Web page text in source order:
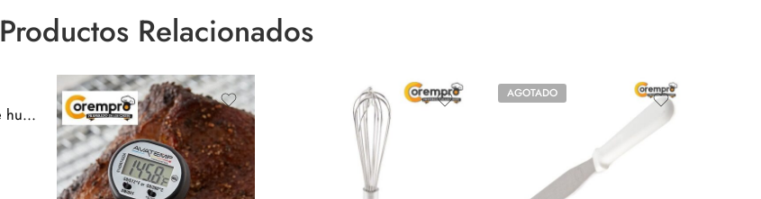
Productos Relacionados
Cortador y rebanador de huevos
AGOTADO